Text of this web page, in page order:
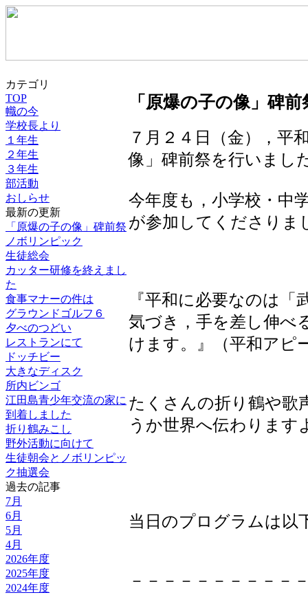
カテゴリ
TOP
幟の今
学校長より
１年生
２年生
３年生
部活動
おしらせ
最新の更新
「原爆の子の像」碑前祭
ノボリンピック
生徒総会
カッター研修を終えまし
た
食事マナーの件は
グラウンドゴルフ６
夕べのつどい
レストランにて
ドッチビー
大きなディスク
所内ビンゴ
江田島青少年交流の家に
到着しました
折り鶴みこし
野外活動に向けて
生徒朝会とノボリンピッ
ク抽選会
過去の記事
7月
6月
5月
4月
2026年度
2025年度
2024年度
「原爆の子の像」碑前
７月２４日（金），平
像」碑前祭を行いまし
今年度も，小学校・中
が参加してくださりま
『平和に必要なのは
気づき，手を差し伸べ
けます。』（平和アピ
たくさんの折り鶴や歌
うか世界へ伝わります
当日のプログラムは以
－－－－－－－－－－